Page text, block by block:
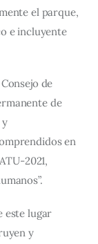
el parque,
e incluyente
de
de
y
en
2021,
este lugar
y